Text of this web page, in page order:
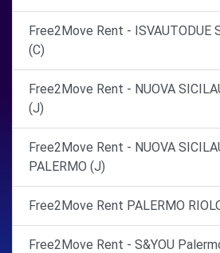
Free2Move Rent - ISVAUTODUE
(C)
Free2Move Rent - NUOVA
(J)
Free2Move Rent - NUOVA
PALERMO (J)
Free2Move Rent PALERMO
Free2Move Rent - S&YOU